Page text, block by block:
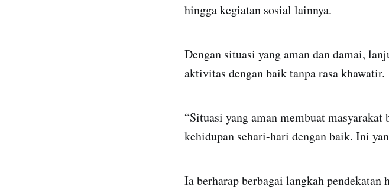
hingga kegiatan sosial lainnya.
Dengan situasi yang aman dan damai,
aktivitas dengan baik tanpa rasa khawatir.
“Situasi yang aman membuat
kehidupan sehari-hari dengan baik. Ini
Ia berharap berbagai langkah